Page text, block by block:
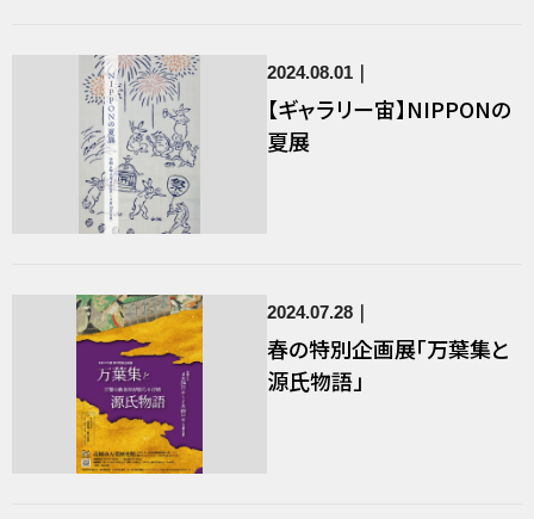
2024.08.01
【ギャラリー宙】NIPPONの
夏展
2024.07.28
春の特別企画展「万葉集と
源氏物語」